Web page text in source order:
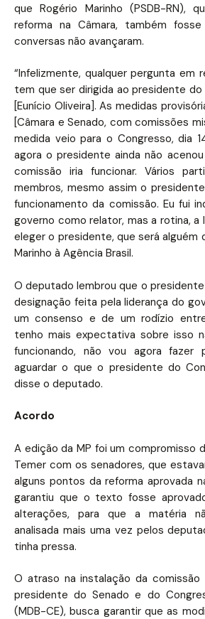
que Rogério Marinho (PSDB-RN),
reforma na Câmara, também
conversas não avançaram.
“Infelizmente, qualquer pergunta em
tem que ser dirigida ao presidente do
[Eunício Oliveira]. As medidas
[Câmara e Senado, com comissões
medida veio para o Congresso, dia
agora o presidente ainda não
comissão iria funcionar. Vários
membros, mesmo assim o
funcionamento da comissão. Eu fui
governo como relator, mas a rotina, a
eleger o presidente, que será alguém
Marinho à Agência Brasil.
O deputado lembrou que o
designação feita pela liderança do
um consenso e de um rodízio
tenho mais expectativa sobre isso
funcionando, não vou agora fazer
aguardar o que o presidente do
disse o deputado.
Acordo
A edição da MP foi um compromisso
Temer com os senadores, que
alguns pontos da reforma aprovada
garantiu que o texto fosse
alterações, para que a matéria
analisada mais uma vez pelos
tinha pressa.
O atraso na instalação da
presidente do Senado e do
(MDB-CE), busca garantir que as